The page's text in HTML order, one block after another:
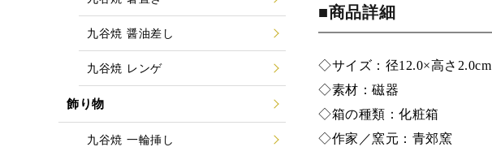
■商品詳細
◇サイズ：径12.0×高さ2.0cm
◇素材：磁器
◇箱の種類：化粧箱
◇作家／窯元：青郊窯
九谷焼 醤油差し
九谷焼 レンゲ
飾り物
九谷焼 一輪挿し